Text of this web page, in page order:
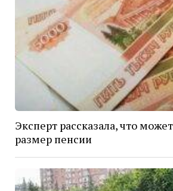
Эксперт рассказала, что
размер пенсии